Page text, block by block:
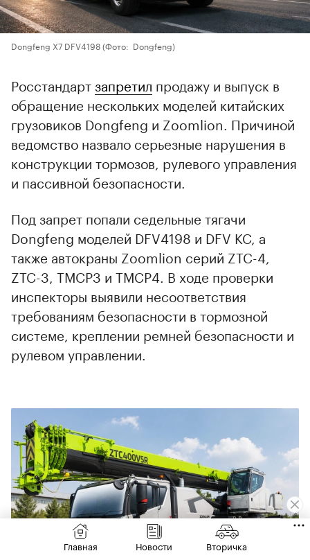
Dongfeng X7 DFV4198(Фото: Dongfeng)
Росстандартзапретил продажу и выпуск в
обращение нескольких моделей китайских
грузовиков Dongfeng и Zoomlion. Причиной
ведомство назвало серьезные нарушения в
конструкции тормозов, рулевого управления
и пассивной безопасности.
Под запрет попали седельные тягачи
Dongfeng моделей DFV4198 и DFV KC, а
также автокраны Zoomlion серий ZTC-4,
ZTC-3, TMCP3 и TMCP4. В ходе проверки
инспекторы выявили несоответствия
требованиям безопасности в тормозной
системе, креплении ремней безопасности и
рулевом управлении.
00:00
Главная Новости Вторичка